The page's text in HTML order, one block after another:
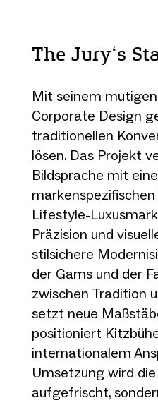
The Jury‘s
Mit seinem
Corporate Design
traditionellen
lösen. Das Projekt
Bildsprache mit
Lifestyle-
Präzision und
stilsichere
der Gams und der
zwischen Tradition
setzt neue
positioniert
internationalem
Umsetzung wird
aufgefrischt,